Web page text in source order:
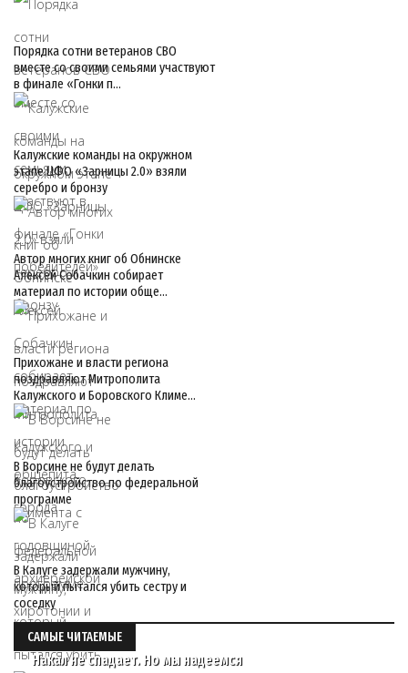
Порядка сотни ветеранов СВО
вместе со своими семьями участвуют
в финале «Гонки п…
Калужские команды на окружном
этапе ЦФО «Зарницы 2.0» взяли
серебро и бронзу
Автор многих книг об Обнинске
Алексей Собачкин собирает
материал по истории обще…
Прихожане и власти региона
поздравляют Митрополита
Калужского и Боровского Климе…
В Ворсине не будут делать
благоустройство по федеральной
программе
В Калуге задержали мужчину,
который пытался убить сестру и
соседку
САМЫЕ ЧИТАЕМЫЕ
Накал не спадает. Но мы надеемся